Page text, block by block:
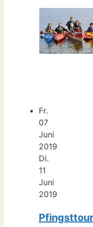
Fr.
07
Juni
2019
Di.
11
Juni
2019
Pfingsttour